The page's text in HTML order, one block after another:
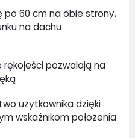
po 60 cm na obie strony,
na dachu
rękojeści pozwalają na
użytkownika dzięki
wskaźnikom położenia